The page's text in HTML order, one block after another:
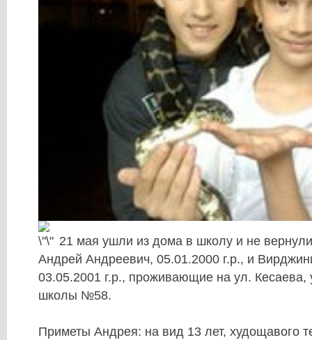
21 мая ушли из дома в школу и не
Андрей Андреевич, 05.01.2000 г.р., и
03.05.2001 г.р., проживающие на ул. Кесаева,
школы №58.
Приметы Андрея: на вид 13 лет, худощавого